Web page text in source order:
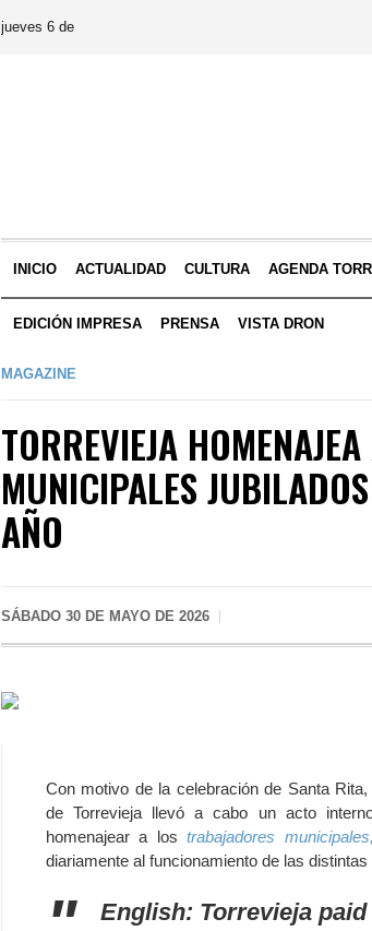
jueves 6 de
INICIO ACTUALIDAD CULTURA AGENDA
EDICIÓN IMPRESA PRENSA VISTA DRON
MAGAZINE
TORREVIEJA
MUNICIPALES
AÑO
SÁBADO 30 DE MAYO DE 2026
Con motivo de la celebración de Santa
de Torrevieja llevó a cabo un acto
homenajear a lostrabajadores municipales,
diariamente al funcionamiento de las
English: Torrevieja